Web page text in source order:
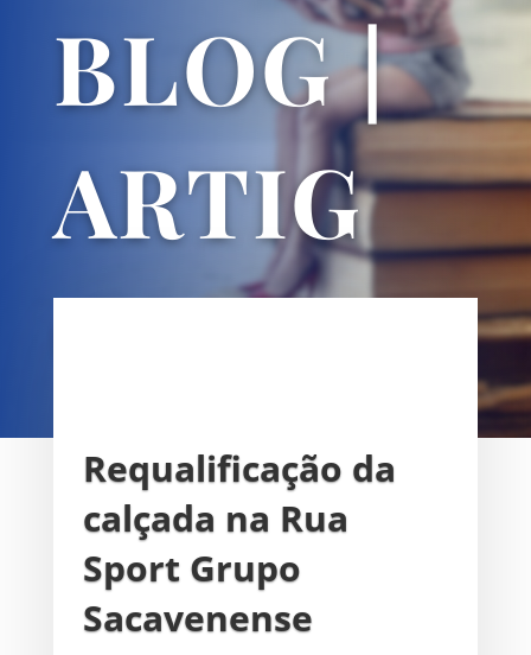
BLOG |
ARTIG
OS
Requalificação da
calçada na Rua
Sport Grupo
Sacavenense